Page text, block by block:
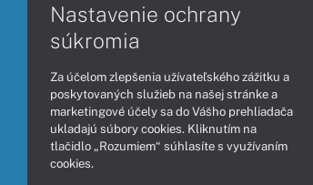
Nastavenie ochrany
súkromia
Za účelom zlepšenia užívateľského zážitku a
poskytovaných služieb na našej stránke a
marketingové účely sa do Vášho prehliadača
ukladajú súbory cookies. Kliknutím na
tlačidlo „Rozumiem“ súhlasíte s využívaním
cookies.